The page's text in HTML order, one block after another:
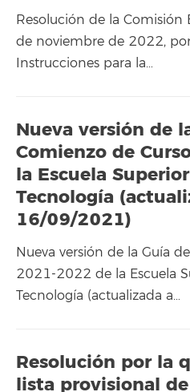
Resolución de la Comisión
de noviembre de 2022,
Instrucciones para la…
Nueva versión de
Comienzo de
la Escuela
Tecnología
16/09/2021)
Nueva versión de la Guía
2021-2022 de la Escuela
Tecnología (actualizada a…
Resolución por la
lista provisional